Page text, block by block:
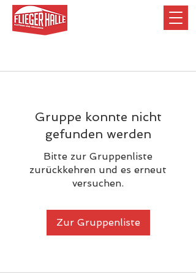
Gruppe konnte nicht
gefunden werden
Bitte zur Gruppenliste
zurückkehren und es erneut
versuchen.
Zur Gruppenliste